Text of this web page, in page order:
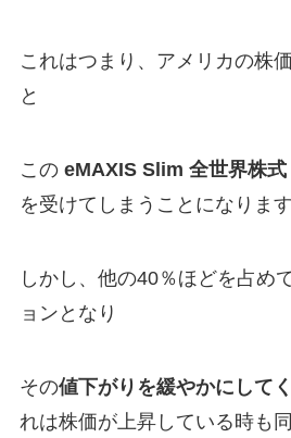
これはつまり、アメリカの株
と
この eMAXIS Slim 全世界株式
を受けてしまうことになります
しかし、他の40％ほどを占め
ョンとなり
その値下がりを緩やかにして
れは株価が上昇している時も